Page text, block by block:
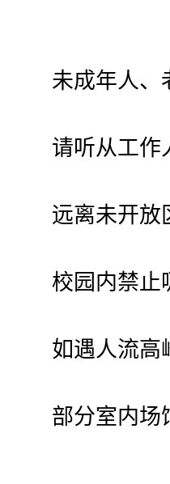
未成年人、
请听从工作
远离未开放
校园内禁止
如遇人流高
部分室内场